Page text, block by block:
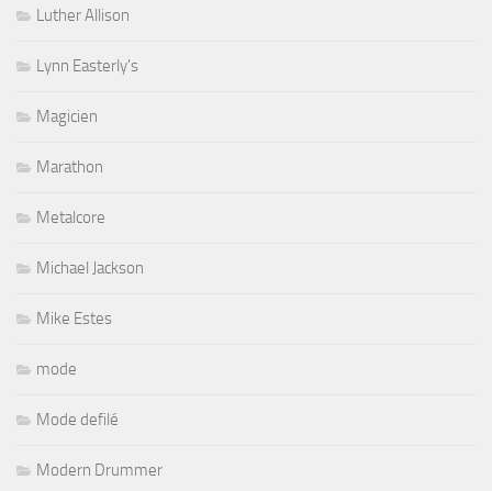
Luther Allison
Lynn Easterly's
Magicien
Marathon
Metalcore
Michael Jackson
Mike Estes
mode
Mode defilé
Modern Drummer